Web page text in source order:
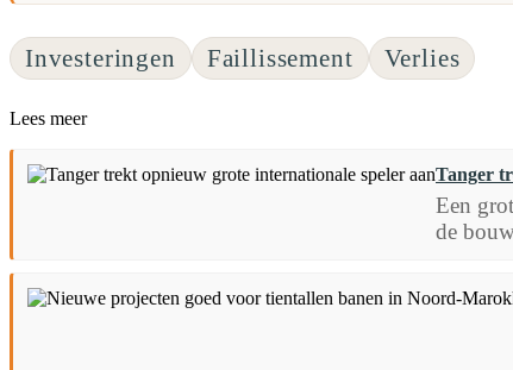
Investeringen Faillissement Verlies
Lees meer
Tanger
Een
de